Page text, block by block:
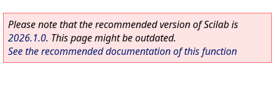
Please note that the recommended version of Scilab is
2026.1.0. This page might be outdated.
See the recommended documentation of this function